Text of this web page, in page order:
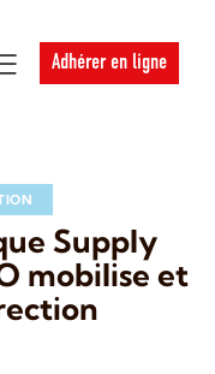
Adhérer en ligne
Supply
mobilise et